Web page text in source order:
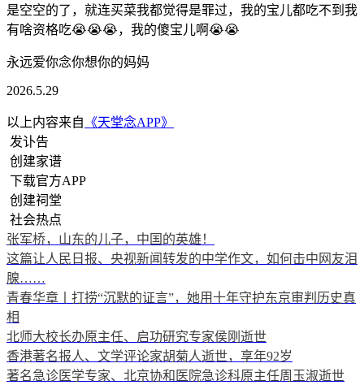
是空空的了，就连买菜我都觉得是罪过，我的宝儿都吃不到我
有啥资格吃😭😭😭，我的傻宝儿啊😭😭
永远爱你念你想你的妈妈
2026.5.29
以上内容来自 《天堂念APP》
发讣告
创建家谱
下载官方APP
创建祠堂
社会热点
张军桥，山东的儿子，中国的英雄！
这篇让人民日报、央视新闻转发的中学作文，如何击中网友泪
腺……
青春华章丨打捞“沉默的证言”，她用十年守护东京审判历史真
相
北师大校长办原主任、启功研究专家侯刚逝世
香港著名报人、文学评论家胡菊人逝世，享年92岁
著名急诊医学专家、北京协和医院急诊科原主任周玉淑逝世